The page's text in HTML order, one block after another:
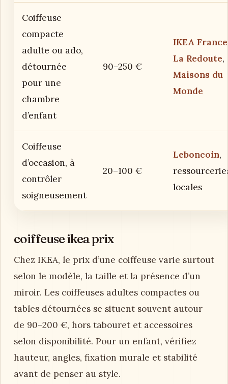
Coiffeuse
compacte
adulte ou ado,
détournée
pour une
chambre
d’enfant
90–250 €
IKEA France
La Redoute,
Maisons du
Monde
Coiffeuse
d’occasion, à
contrôler
soigneusement
20–100 €
Leboncoin,
locales
coiffeuse ikea prix
Chez IKEA, le prix d’une coiffeuse varie surtout
selon le modèle, la taille et la présence d’un
miroir. Les coiffeuses adultes compactes ou
tables détournées se situent souvent autour
de 90–200 €, hors tabouret et accessoires
selon disponibilité. Pour un enfant, vérifiez
hauteur, angles, fixation murale et stabilité
avant de penser au style.